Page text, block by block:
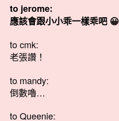
to jerome:
應該會跟小小乖一樣乖吧 😀
to cmk:
老張讚！
to mandy:
倒數嚕…
to Queenie: